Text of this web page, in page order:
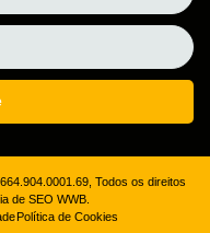
Todos os direitos
de SEO WWB.
Política de Cookies